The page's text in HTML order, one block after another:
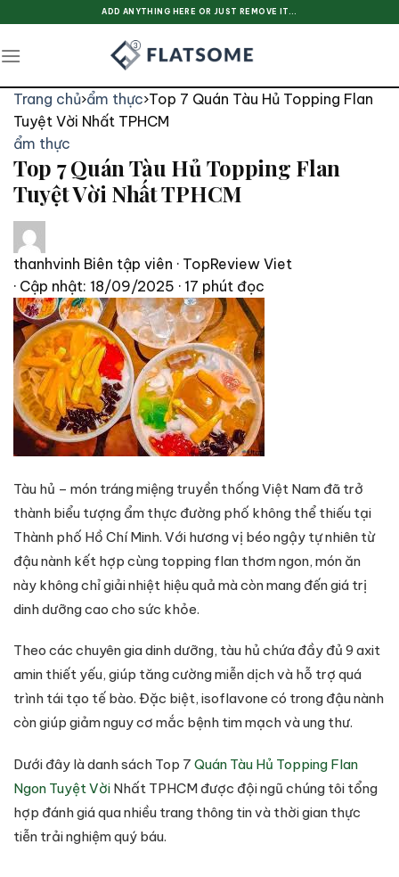
content
ADD ANYTHING HERE OR JUST REMOVE IT...
Trang chủ›ẩm thực›Top 7 Quán Tàu Hủ Topping Flan
Tuyệt Vời Nhất TPHCM
ẩm thực
Top 7 Quán Tàu Hủ Topping Flan
Tuyệt Vời Nhất TPHCM
thanhvinh Biên tập viên · TopReview Viet
· Cập nhật: 18/09/2025 · 17 phút đọc
Tàu hủ – món tráng miệng truyền thống Việt Nam đã trở
thành biểu tượng ẩm thực đường phố không thể thiếu tại
Thành phố Hồ Chí Minh. Với hương vị béo ngậy tự nhiên từ
đậu nành kết hợp cùng topping flan thơm ngon, món ăn
này không chỉ giải nhiệt hiệu quả mà còn mang đến giá trị
dinh dưỡng cao cho sức khỏe.
Theo các chuyên gia dinh dưỡng, tàu hủ chứa đầy đủ 9 axit
amin thiết yếu, giúp tăng cường miễn dịch và hỗ trợ quá
trình tái tạo tế bào. Đặc biệt, isoflavone có trong đậu nành
còn giúp giảm nguy cơ mắc bệnh tim mạch và ung thư.
Dưới đây là danh sách Top 7 Quán Tàu Hủ Topping Flan
Ngon Tuyệt Vời Nhất TPHCM được đội ngũ chúng tôi tổng
hợp đánh giá qua nhiều trang thông tin và thời gian thực
tiễn trải nghiệm quý báu.